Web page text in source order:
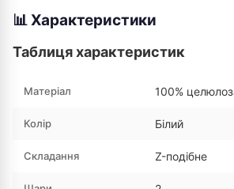
📊 Характеристики
Таблиця характеристик
Матеріал 100%
Колір Білий
Складання Z-подібне